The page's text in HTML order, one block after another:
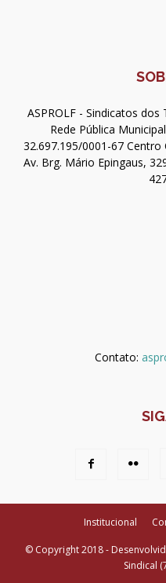
ASPROLF - Sindicatos
Rede Pública
32.697.195/0001-67
Av. Brg. Mário Epingaus,
Contato:
Institucional
© Copyright 2018 -
Sindical